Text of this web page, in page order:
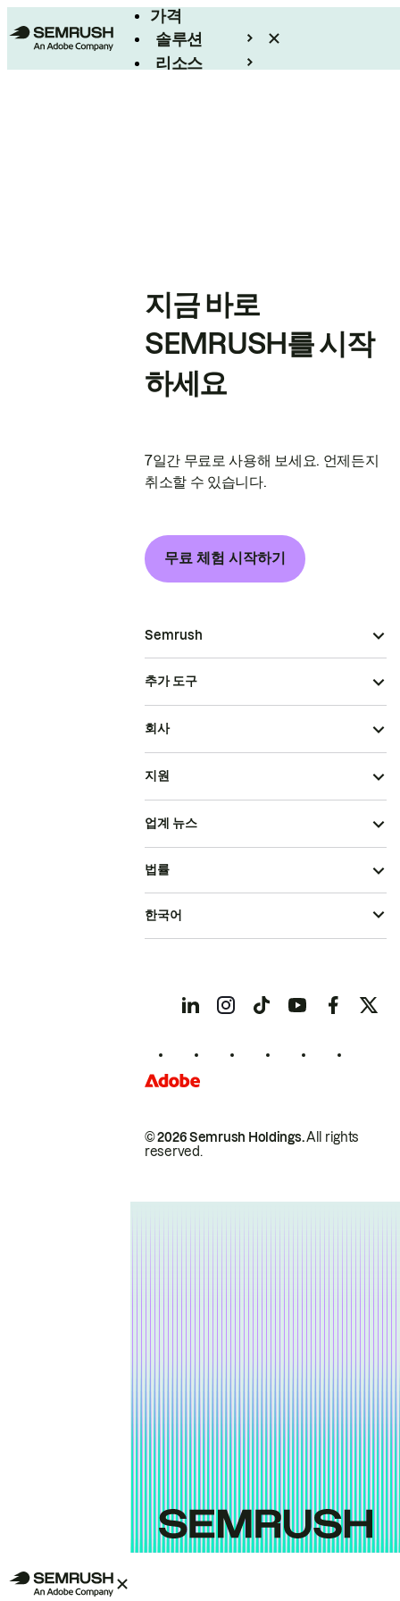
가격
솔루션
리소스
지금 바로
SEMRUSH를 시작
하세요
7일간 무료로 사용해 보세요. 언제든지
취소할 수 있습니다.
무료 체험 시작하기
Semrush
추가 도구
회사
지원
업계 뉴스
© 2026 Semrush Holdings.All rights
reserved.
법률
한국어